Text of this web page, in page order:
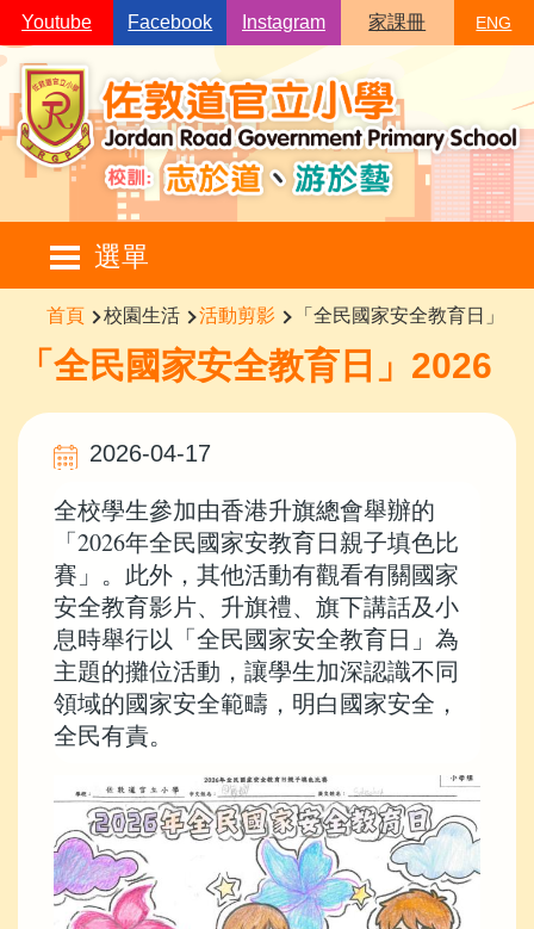
移至主內容
Youtube Facebook Instagram 家課冊 ENG
選單
Main
navigation
導
航
連
首頁 校園生活 活動剪影 「全民國家安全教育日」
「全民國家安全教育日」2026
2026-04-17
全校學生參加由香港升旗總會舉辦的
「2026年全民國家安教育日親子填色比
賽」。此外，其他活動有觀看有關國家
安全教育影片、升旗禮、旗下講話及小
息時舉行以「全民國家安全教育日」為
主題的攤位活動，讓學生加深認識不同
領域的國家安全範疇，明白國家安全，
全民有責。